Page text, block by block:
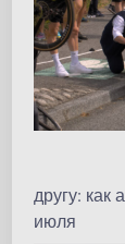
другу: как
июля